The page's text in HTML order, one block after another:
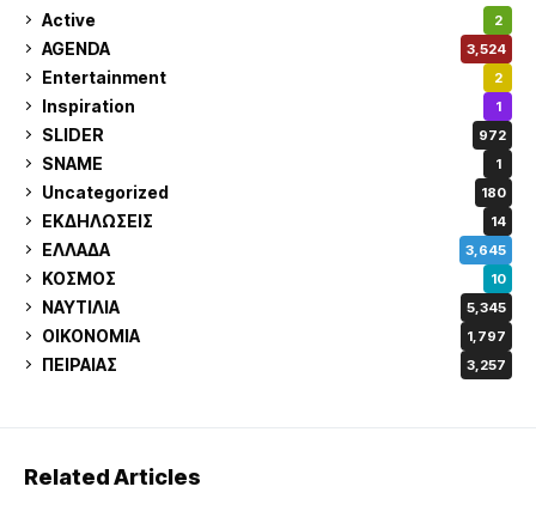
Active 2
AGENDA 3,524
Entertainment 2
Inspiration 1
SLIDER 972
SNAME 1
Uncategorized 180
ΕΚΔΗΛΩΣΕΙΣ 14
ΕΛΛΑΔΑ 3,645
ΚΟΣΜΟΣ 10
ΝΑΥΤΙΛΙΑ 5,345
ΟΙΚΟΝΟΜΙΑ 1,797
ΠΕΙΡΑΙΑΣ 3,257
Related Articles